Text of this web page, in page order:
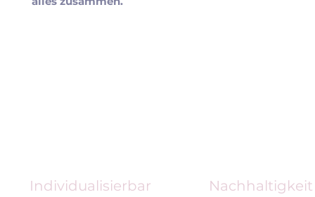
Individualisierbar Nachhaltigkeit